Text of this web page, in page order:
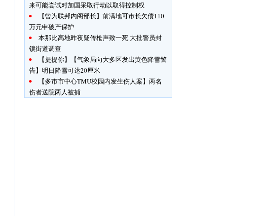
来可能尝试对加国采取行动以取得控制权
【曾为联邦内阁部长】前满地可市长欠债110
万元申破产保护
本那比高地昨夜疑传枪声致一死 大批警员封
锁街道调查
【提提你】【气象局向大多区发出黄色降雪警
告】明日降雪可达20厘米
【多市市中心TMU校园内发生伤人案】两名
伤者送院两人被捕